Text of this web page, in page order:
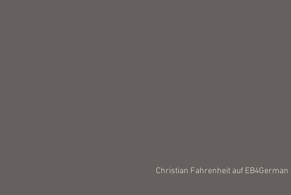
Christian Fahrenheit auf EB4German